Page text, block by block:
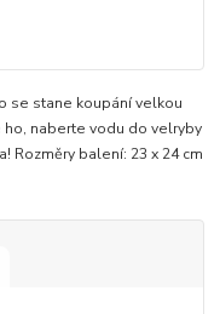
se stane koupání velkou
ho, naberte vodu do velryby
Rozměry balení: 23 x 24 cm